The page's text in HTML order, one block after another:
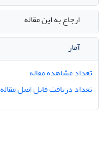
ارجاع به این مقاله
آمار
تعداد مشاهده مقاله
تعداد دریافت فایل اصل مقاله